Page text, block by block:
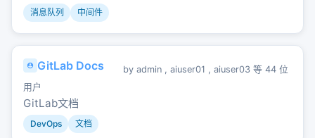
消息队列 中间件
GitLab Docs by admin , aiuser01 , aiuser03 等 44 位
用户
GitLab文档
DevOps 文档